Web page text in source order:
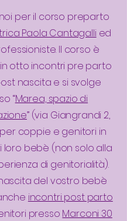
per il corso preparto
Paola Cantagalli ed
Il corso è
otto incontri pre parto
nascita e si svolge
“Marea, spazio di
” (via Giangrandi 2,
coppie e genitori in
bebè (non solo alla
di genitorialità).
del vostro bebè
incontri post parto
presso Marconi 30